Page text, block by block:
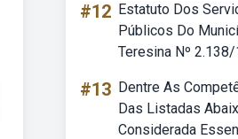
#12 Estatuto Dos
Públicos Do
Teresina Nº
#13 Dentre As
Das Listadas
Considerada